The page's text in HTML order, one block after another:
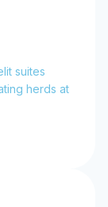
suites
herds at